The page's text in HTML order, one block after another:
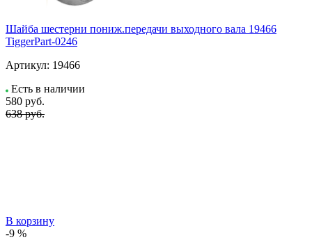
Шайба шестерни пониж.передачи выходного вала 19466
TiggerPart-0246
Артикул: 19466
Есть в наличии
580 руб.
638 руб.
В корзину
-9 %